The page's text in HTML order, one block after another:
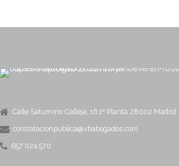
Calle Saturnino Calleja, 16 1ª Planta 28002 Madrid
contratacionpublica@vbabogados.com
657 024 570